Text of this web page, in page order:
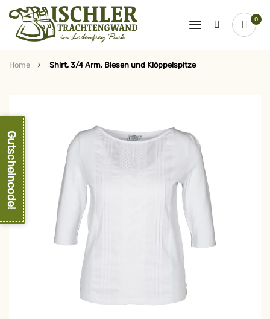
0
Home Shirt, 3/4 Arm, Biesen und Klöppelspitze
springen
Gutscheincode!